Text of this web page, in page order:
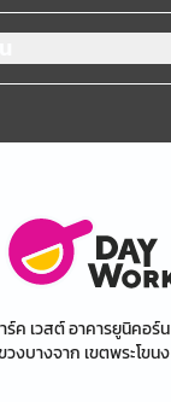
ร์ค เวสต์ อาคารยูนิคอร์
งบางจาก เขตพระโขน